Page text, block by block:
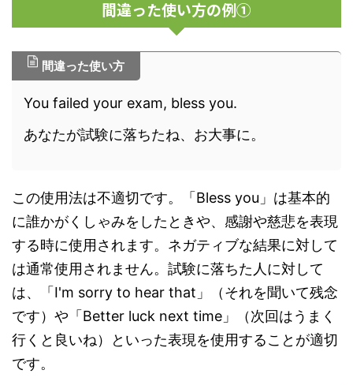
間違った使い方の例①
間違った使い方
You failed your exam, bless you.
あなたが試験に落ちたね、お大事に。
この使用法は不適切です。「Bless you」は基本的
に誰かがくしゃみをしたときや、感謝や慈悲を表現
する時に使用されます。ネガティブな結果に対して
は通常使用されません。試験に落ちた人に対して
は、「I'm sorry to hear that」（それを聞いて残念
です）や「Better luck next time」（次回はうまく
行くと良いね）といった表現を使用することが適切
です。